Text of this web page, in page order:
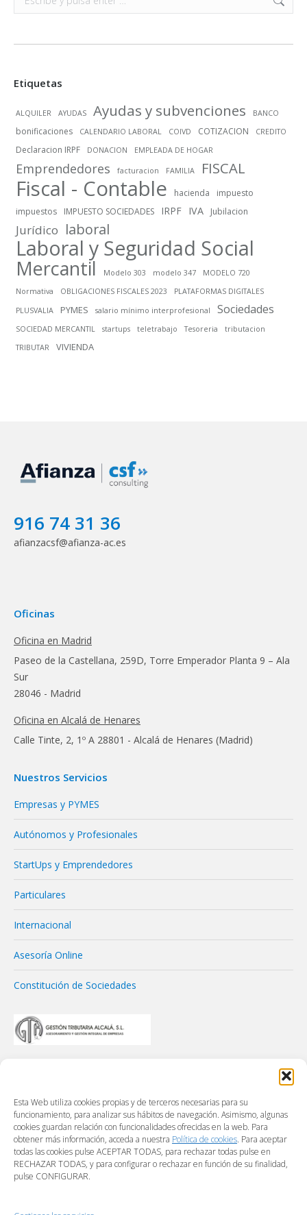
Esta Web utiliza cookies propias y de terceros necesarias para su
funcionamiento, para analizar sus hábitos de navegación. Asimismo, algunas
cookies guardan relación con funcionalidades ofrecidas en la web. Para
obtener más información, acceda a nuestra Política de cookies. Para aceptar
todas las cookies pulse ACEPTAR TODAS, para rechazar todas pulse en
RECHAZAR TODAS, y para configurar o rechazar en función de su finalidad,
pulse CONFIGURAR.
Etiquetas
ALQUILER AYUDAS Ayudas y subvenciones BANCO
bonificaciones CALENDARIO LABORAL COIVD COTIZACION CREDITO
Declaracion IRPF DONACION EMPLEADA DE HOGAR
Emprendedores facturacion FAMILIA FISCAL
Fiscal - Contable hacienda
impuesto
impuestos
IMPUESTO SOCIEDADES IRPF IVA Jubilacion
Jurídico laboral
Laboral y Seguridad Social
Mercantil Modelo 303 modelo 347
MODELO 720
Normativa
OBLIGACIONES FISCALES 2023
PLATAFORMAS DIGITALES
PLUSVALIA
PYMES salario mínimo interprofesional Sociedades
SOCIEDAD MERCANTIL startups teletrabajo Tesoreria
tributacion
TRIBUTAR
VIVIENDA
916 74 31 36
afianzacsf@afianza-ac.es
Oficinas
Oficina en Madrid
Paseo de la Castellana, 259D, Torre Emperador Planta 9 – Ala
Sur
28046 - Madrid
Oficina en Alcalá de Henares
Calle Tinte, 2, 1º A 28801 - Alcalá de Henares (Madrid)
Nuestros Servicios
Empresas y PYMES
Autónomos y Profesionales
StartUps y Emprendedores
Particulares
Internacional
Asesoría Online
Constitución de Sociedades